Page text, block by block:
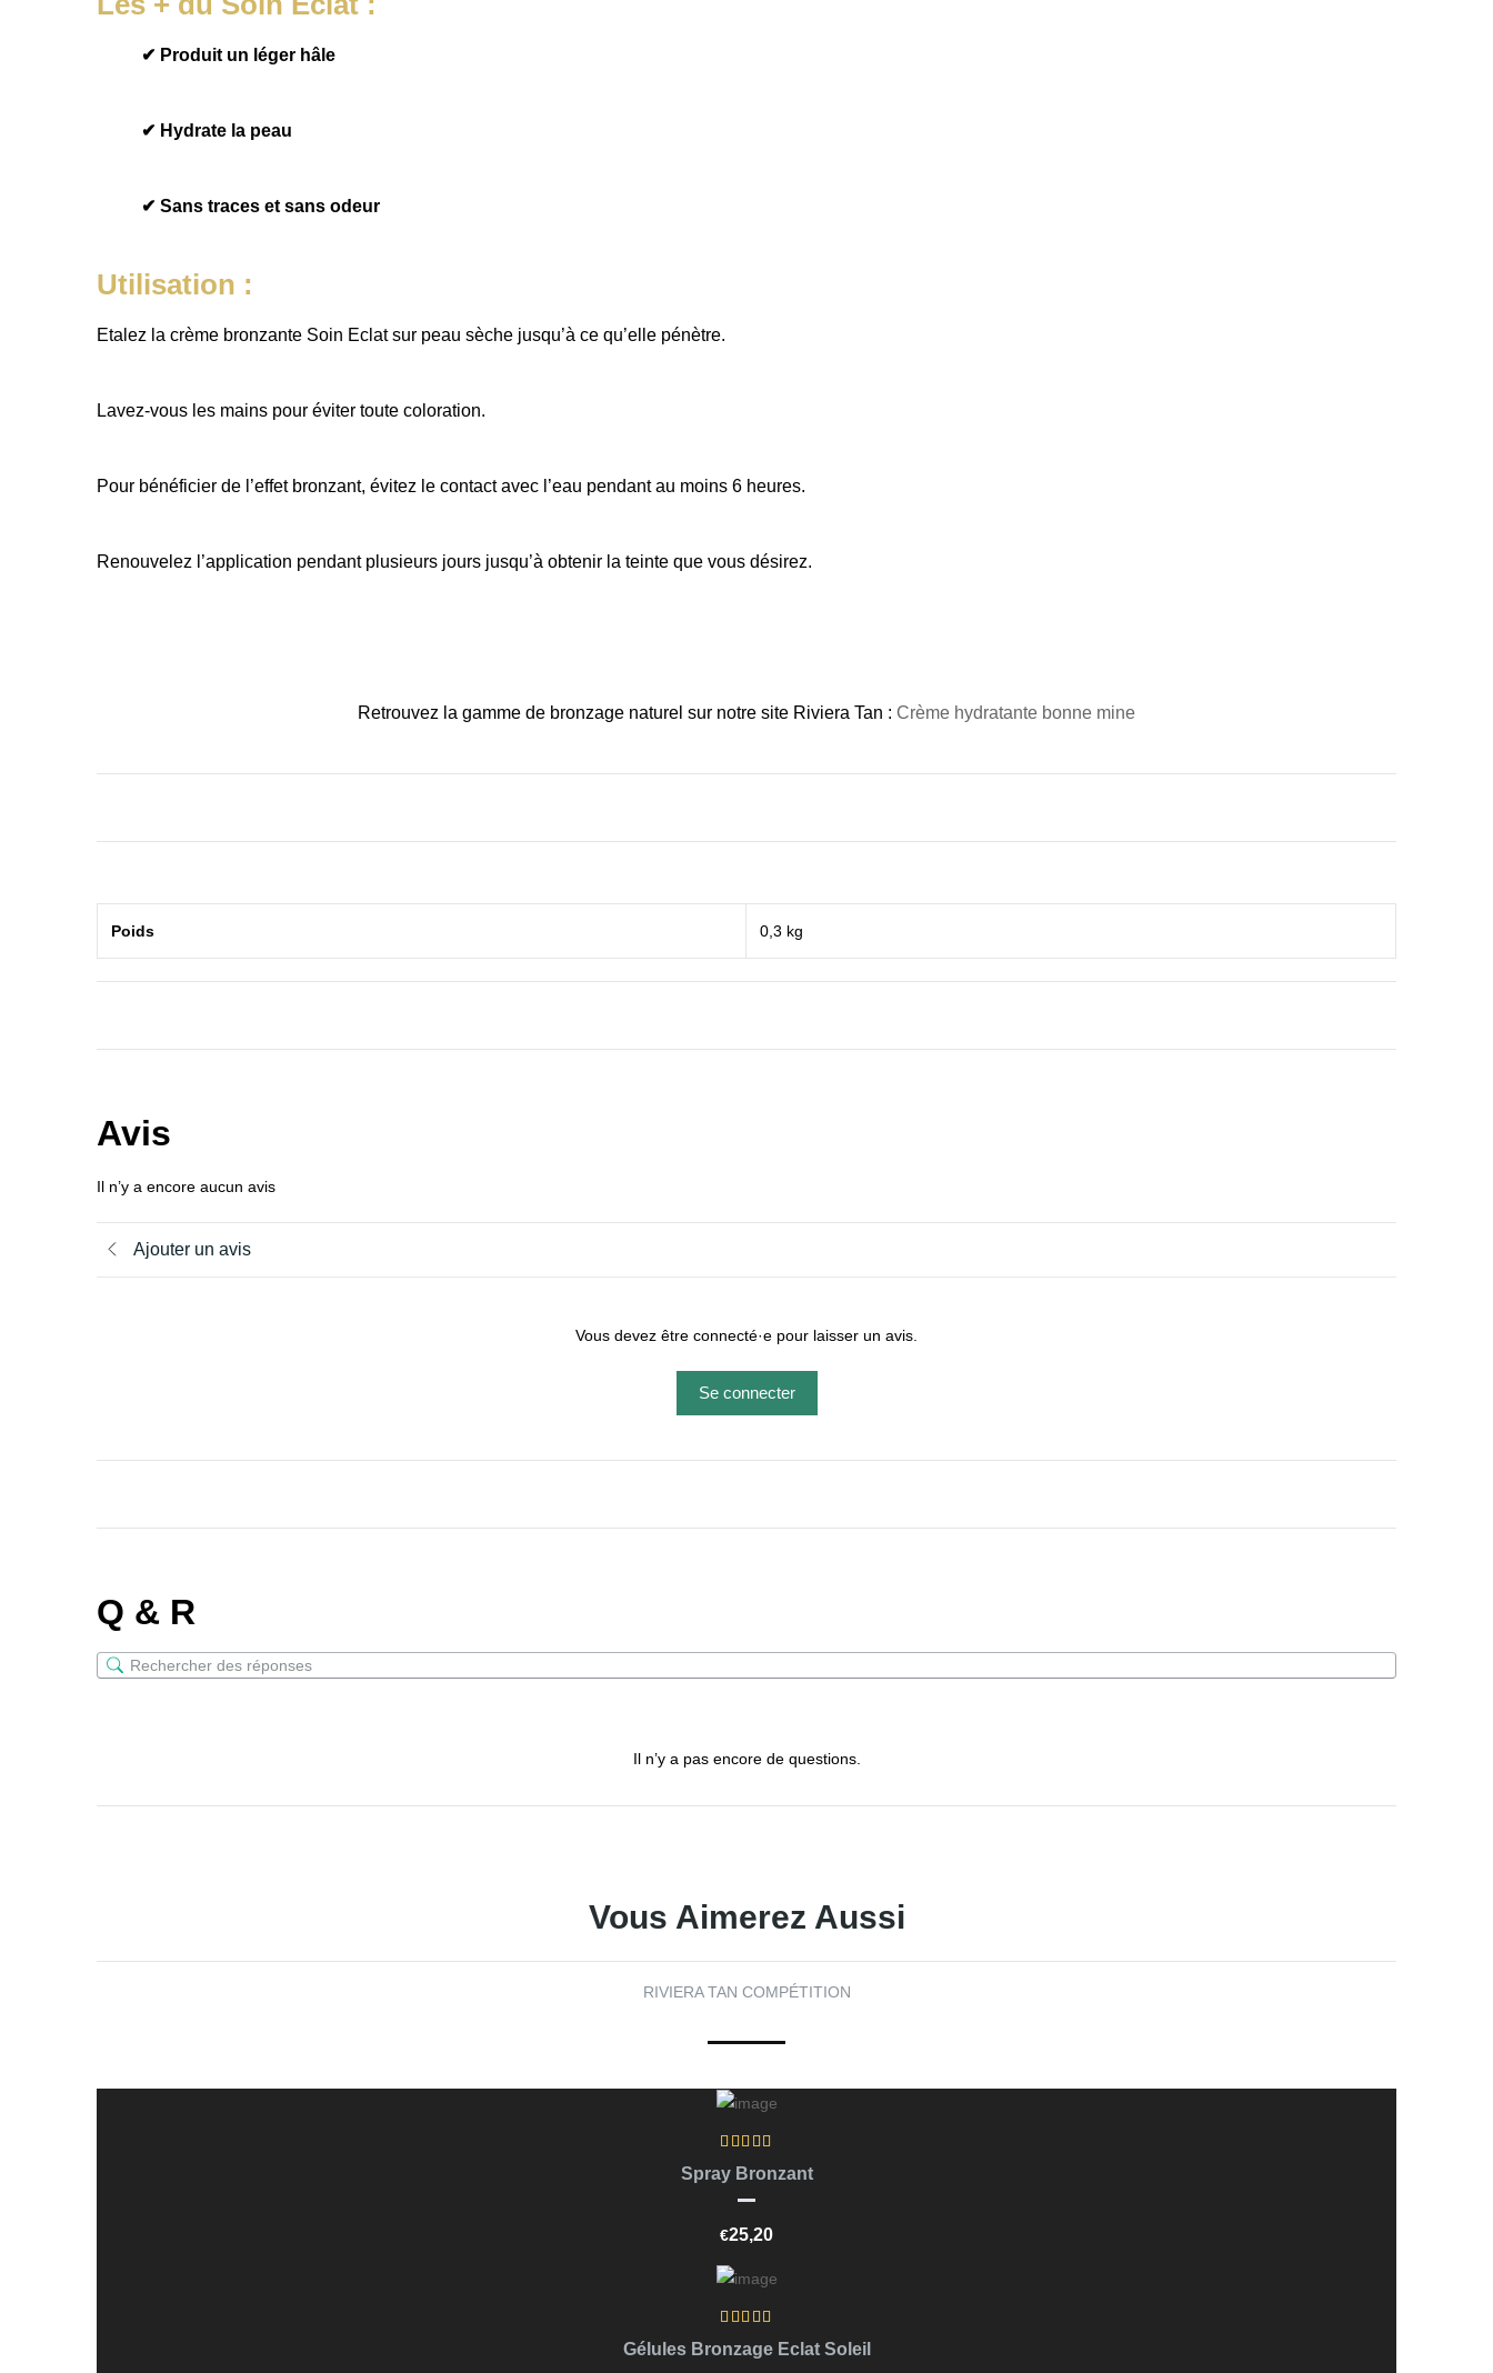
✔ Produit un léger hâle
✔ Hydrate la peau
✔ Sans traces et sans odeur
Utilisation :
Etalez la crème bronzante Soin Eclat sur peau sèche jusqu’à ce qu’elle pénètre.
Lavez-vous les mains pour éviter toute coloration.
Pour bénéficier de l’effet bronzant, évitez le contact avec l’eau pendant au moins 6 heures.
Renouvelez l’application pendant plusieurs jours jusqu’à obtenir la teinte que vous désirez.
Retrouvez la gamme de bronzage naturel sur notre site Riviera Tan : Crème hydratante bonne mine
Poids 0,3 kg
Avis
Il n’y a encore aucun avis
Ajouter un avis
Vous devez être connecté·e pour laisser un avis.
Se connecter
Q & R
Il n’y a pas encore de questions.
Vous Aimerez Aussi
RIVIERA TAN COMPÉTITION
Ajouter Au Panier
Spray Bronzant
25,20
€
Lire La Suite
Gélules Bronzage Eclat Soleil